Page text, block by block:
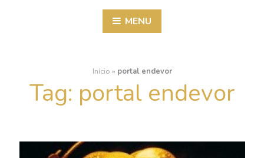
MENU
Início » portal endevor
Tag: portal endevor